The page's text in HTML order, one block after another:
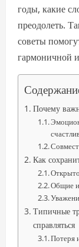
годы, какие
преодолеть.
советы
гармоничной
Почему
Как
Общие
Типичные
справляться
Потеря